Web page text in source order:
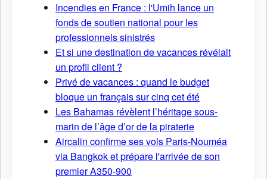
Incendies en France : l'Umih lance un
fonds de soutien national pour les
professionnels sinistrés
Et si une destination de vacances révélait
un profil client ?
Privé de vacances : quand le budget
bloque un français sur cinq cet été
Les Bahamas révèlent l’héritage sous-
marin de l’âge d’or de la piraterie
Aircalin confirme ses vols Paris-Nouméa
via Bangkok et prépare l'arrivée de son
premier A350-900